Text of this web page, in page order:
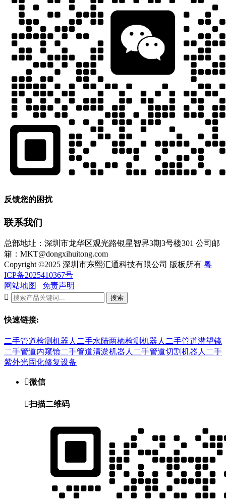
反馈您的困扰
联系我们
总部地址：深圳市龙华区观光路银星智界3期3号楼301 公司邮
箱：MKT@dongxihuitong.com
Copyright ©2025 深圳市东熙汇通科技有限公司 版板所有 粤
ICP备2025410367号
网站地图
免责声明

搜索
快速链接:
二手管道检测机器人 二手水陆两栖检测机器人 二手管道潜望镜
二手管道内窥镜二手管道清淤机器人 二手管道切割机器人 二手
紫外光固化修复设备
微信
扫描二维码